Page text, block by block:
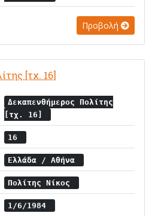
Προβολή
[τχ. 16]
Δεκαπενθήμερος Πολίτης
[τχ. 16]
16
Ελλάδα / Αθήνα
Πολίτης Νίκος
1/6/1984